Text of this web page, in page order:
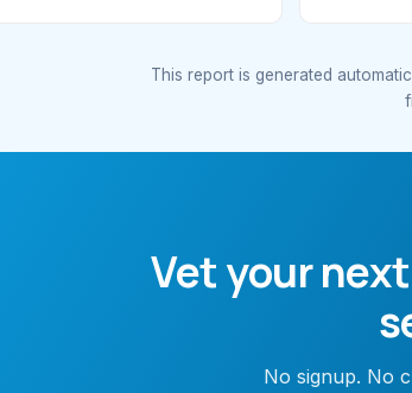
This report is generated
Vet your
No signup. No